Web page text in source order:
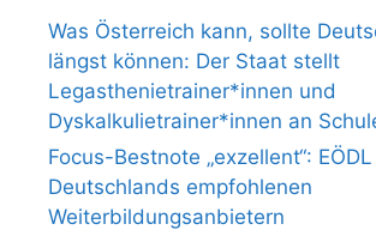
Was Österreich kann, sollte
längst können: Der Staat stellt
Legasthenietrainer*innen und
Dyskalkulietrainer*innen an
Focus-Bestnote „exzellent“:
Deutschlands empfohlenen
Weiterbildungsanbietern